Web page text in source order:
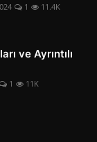
1 11.4K
ve Ayrıntılı
1 11K